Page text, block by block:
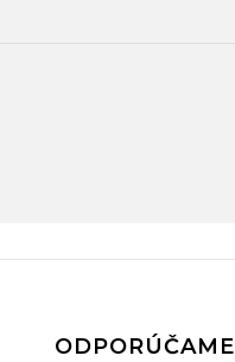
ODPORÚČAME